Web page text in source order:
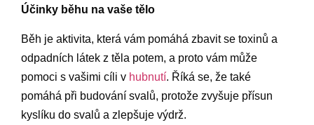
Účinky běhu na vaše tělo
Běh je aktivita, která vám pomáhá zbavit se toxinů a
odpadních látek z těla potem, a proto vám může
pomoci s vašimi cíli v hubnutí. Říká se, že také
pomáhá při budování svalů, protože zvyšuje přísun
kyslíku do svalů a zlepšuje výdrž.